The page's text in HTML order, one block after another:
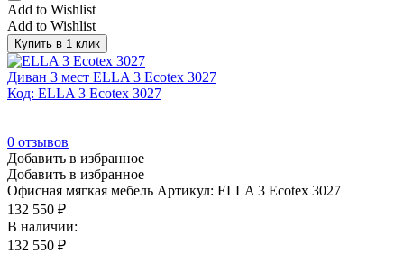
Add to Wishlist
Add to Wishlist
Купить в 1 клик
Диван 3 мест ELLA 3 Ecotex 3027
Код: ELLA 3 Ecotex 3027
0 отзывов
Добавить в избранное
Добавить в избранное
Офисная мягкая мебель Артикул: ELLA 3 Ecotex 3027
132 550 ₽
В наличии:
132 550 ₽